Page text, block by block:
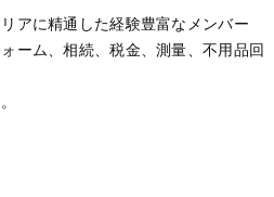
アに精通した経験豊富なメンバー
ーム、相続、税金、測量、不用品回